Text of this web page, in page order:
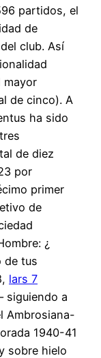
partidos, el
de
club. Así
mayor
de cinco). A
ha sido
de diez
por
primer
de
¿
de tus
lars 7
siguiendo a
Ambrosiana-
1940-41
sobre hielo